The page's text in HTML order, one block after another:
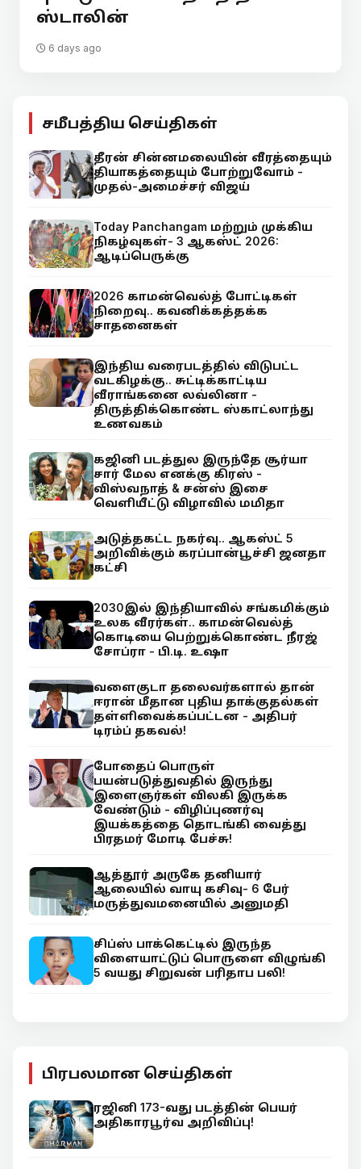
ஸ்டாலின்
6 days ago
சமீபத்திய செய்திகள்
தீரன் சின்னமலையின் வீரத்தையும்
தியாகத்தையும் போற்றுவோம் -
முதல்-அமைச்சர் விஜய்
Today Panchangam மற்றும் முக்கிய
நிகழ்வுகள்- 3 ஆகஸ்ட் 2026:
ஆடிப்பெருக்கு
2026 காமன்வெல்த் போட்டிகள்
நிறைவு.. கவனிக்கத்தக்க
சாதனைகள்
இந்திய வரைபடத்தில் விடுபட்ட
வடகிழக்கு.. சுட்டிக்காட்டிய
வீராங்கனை லவ்லினா -
திருத்திக்கொண்ட ஸ்காட்லாந்து
உணவகம்
கஜினி படத்துல இருந்தே சூர்யா
சார் மேல எனக்கு கிரஸ் -
விஸ்வநாத் & சன்ஸ் இசை
வெளியீட்டு விழாவில் மமிதா
அடுத்தகட்ட நகர்வு.. ஆகஸ்ட் 5
அறிவிக்கும் கரப்பான்பூச்சி ஜனதா
கட்சி
2030இல் இந்தியாவில் சங்கமிக்கும்
உலக வீரர்கள்.. காமன்வெல்த்
கொடியை பெற்றுக்கொண்ட நீரஜ்
சோப்ரா - பி.டி. உஷா
வளைகுடா தலைவர்களால் தான்
ஈரான் மீதான புதிய தாக்குதல்கள்
தள்ளிவைக்கப்பட்டன - அதிபர்
டிரம்ப் தகவல்!
போதைப் பொருள்
பயன்படுத்துவதில் இருந்து
இளைஞர்கள் விலகி இருக்க
வேண்டும் - விழிப்புணர்வு
இயக்கத்தை தொடங்கி வைத்து
பிரதமர் மோடி பேச்சு!
ஆத்தூர் அருகே தனியார்
ஆலையில் வாயு கசிவு- 6 பேர்
மருத்துவமனையில் அனுமதி
சிப்ஸ் பாக்கெட்டில் இருந்த
விளையாட்டுப் பொருளை விழுங்கி
5 வயது சிறுவன் பரிதாப பலி!
பிரபலமான செய்திகள்
ரஜினி 173-வது படத்தின் பெயர்
அதிகாரபூர்வ அறிவிப்பு!